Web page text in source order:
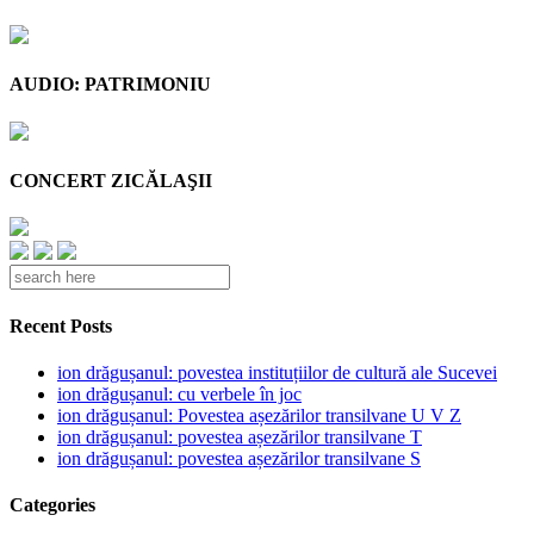
AUDIO: PATRIMONIU
CONCERT ZICĂLAŞII
Recent Posts
ion drăgușanul: povestea instituțiilor de cultură ale Sucevei
ion drăgușanul: cu verbele în joc
ion drăgușanul: Povestea așezărilor transilvane U V Z
ion drăgușanul: povestea așezărilor transilvane T
ion drăgușanul: povestea așezărilor transilvane S
Categories